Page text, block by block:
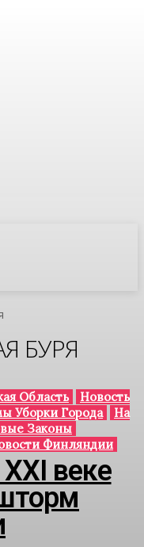
БУРЯ
Область
Новость
Уборки Города
На
Законы
Финляндии
веке